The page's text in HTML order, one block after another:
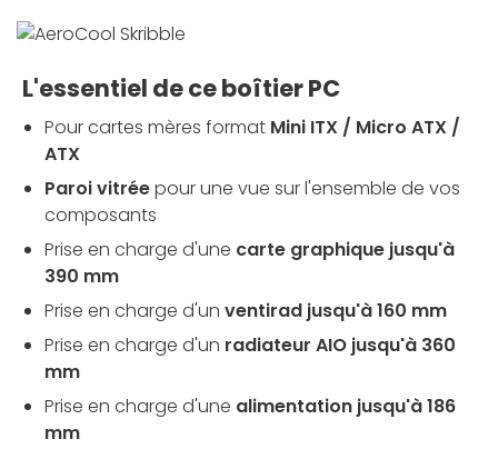
L'essentiel de ce boîtier PC
Pour cartes mères format Mini ITX / Micro ATX /
ATX
Paroi vitréepour une vue sur l'ensemble de vos
composants
Prise en charge d'une carte graphique jusqu'à
390 mm
Prise en charge d'un ventirad jusqu'à 160 mm
Prise en charge d'un radiateur AIO jusqu'à 360
mm
Prise en charge d'une alimentation jusqu'à 186
mm